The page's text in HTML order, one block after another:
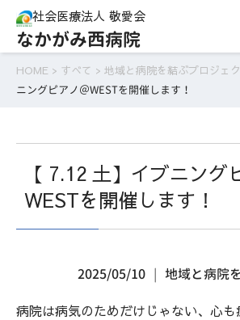
社会医療法人 敬愛会
なかがみ西病院
HOME > すべて > 地域と病院を結ぶプロジェ
ニングピアノ＠WESTを開催します！
【 7.12 土】イブニング
WESTを開催します！
2025/05/10 地域と病院
病院は病気のためだけじゃない、心も